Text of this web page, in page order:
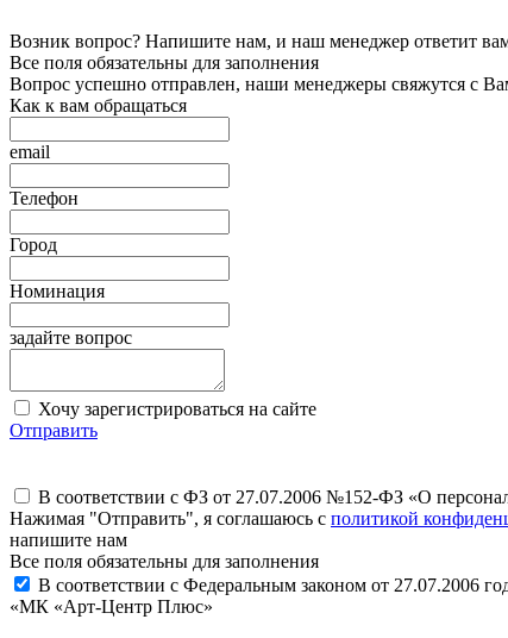
Возник вопрос? Напишите нам, и наш менеджер ответит
Все поля обязательны для заполнения
Вопрос успешно отправлен, наши менеджеры свяжутся с
Как к вам обращаться
email
Телефон
Город
Номинация
задайте вопрос
Хочу зарегистрироваться на сайте
Отправить
В соответствии с ФЗ от 27.07.2006 №152-ФЗ «О
Нажимая "Отправить", я соглашаюсь с политикой
напишите нам
Все поля обязательны для заполнения
В соответствии с Федеральным законом от 27.07.2006
«МК «Арт-Центр Плюс»